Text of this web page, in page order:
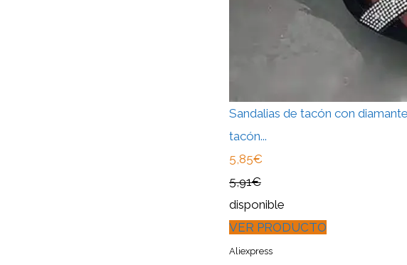
Sandalias de tacón con
tacón...
5,85€
5,91€
disponible
VER PRODUCTO
Aliexpress